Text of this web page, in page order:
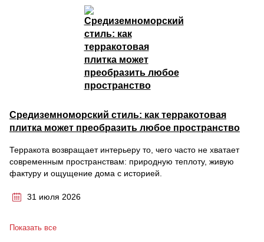
Средиземноморский стиль: как терракотовая
плитка может преобразить любое пространство
Терракота возвращает интерьеру то, чего часто не хватает
современным пространствам: природную теплоту, живую
фактуру и ощущение дома с историей.
31 июля 2026
Показать все